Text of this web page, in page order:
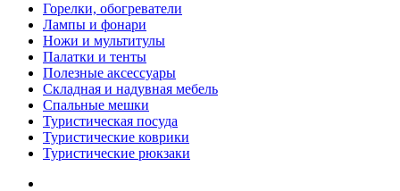
Горелки, обогреватели
Лампы и фонари
Ножи и мультитулы
Палатки и тенты
Полезные аксессуары
Складная и надувная мебель
Спальные мешки
Туристическая посуда
Туристические коврики
Туристические рюкзаки